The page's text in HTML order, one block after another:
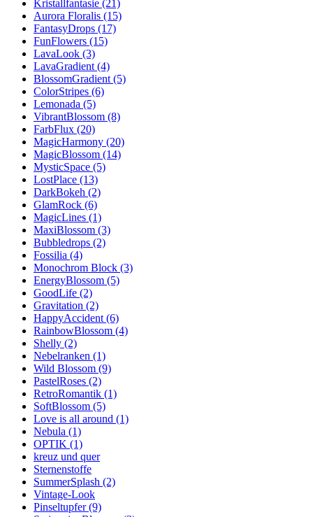
Kristallfantasie (21)
Aurora Floralis (15)
FantasyDrops (17)
FunFlowers (15)
LavaLook (3)
LavaGradient (4)
BlossomGradient (5)
ColorStripes (6)
Lemonada (5)
VibrantBlossom (8)
FarbFlux (20)
MagicHarmony (20)
MagicBlossom (14)
MysticSpace (5)
LostPlace (13)
DarkBokeh (2)
GlamRock (6)
MagicLines (1)
MaxiBlossom (3)
Bubbledrops (2)
Fossilia (4)
Monochrom Block (3)
EnergyBlossom (5)
GoodLife (2)
Gravitation (2)
HappyAccident (6)
RainbowBlossom (4)
Shelly (2)
Nebelranken (1)
Wild Blossom (9)
PastelRoses (2)
RetroRomantik (1)
SoftBlossom (5)
Love is all around (1)
Nebula (1)
OPTIK (1)
kreuz und quer
Sternenstoffe
SummerSplash (2)
Vintage-Look
Pinseltupfer (9)